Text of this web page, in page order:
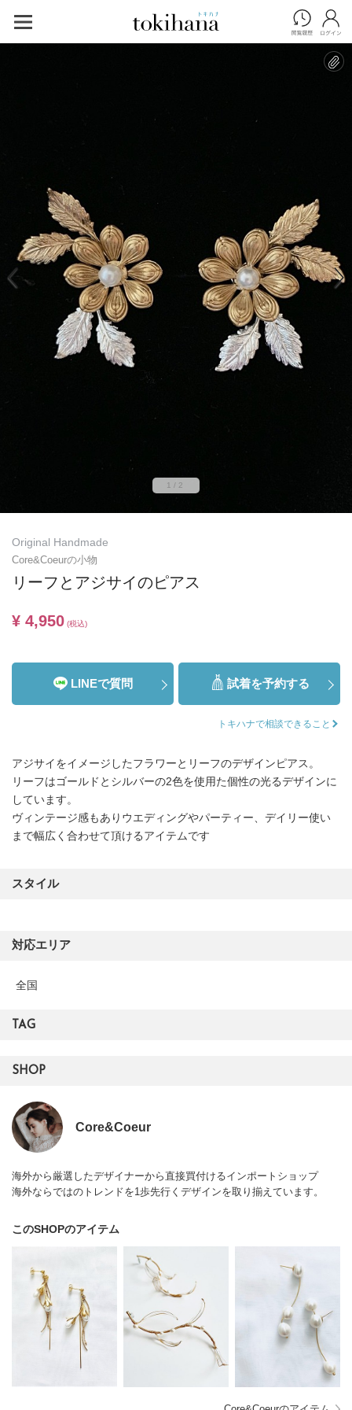
1/2
Original Handmade
Core&Coeurの小物
リーフとアジサイのピアス
¥ 4,950 (税込)
LINEで質問 試着を予約する
トキハナで相談できること
アジサイをイメージしたフラワーとリーフのデザインピアス。
リーフはゴールドとシルバーの2色を使用た個性の光るデザインに
しています。
ヴィンテージ感もありウエディングやパーティー、デイリー使い
まで幅広く合わせて頂けるアイテムです
スタイル
対応エリア
全国
TAG
SHOP
Core&Coeur
海外から厳選したデザイナーから直接買付けるインポートショップ
海外ならではのトレンドを1歩先行くデザインを取り揃えています。
このSHOPのアイテム